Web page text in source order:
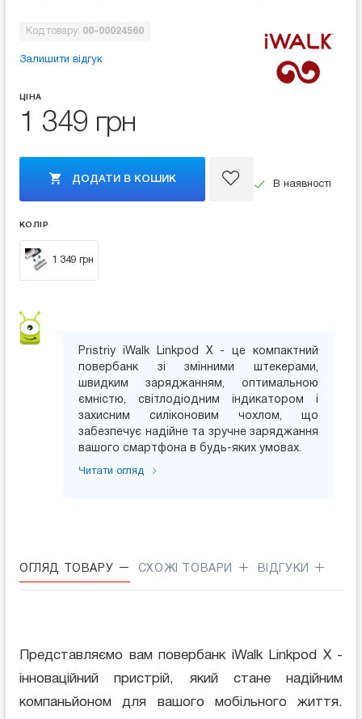
Код товару: 00-00024560
Залишити відгук
ЦІНА
1 349 грн
ДОДАТИ В КОШИК
В наявності
КОЛІР
1 349 грн
Pristriy iWalk Linkpod X - це компактний
повербанк зі змінними штекерами,
швидким заряджанням, оптимальною
ємністю, світлодіодним індикатором і
захисним силіконовим чохлом, що
забезпечує надійне та зручне заряджання
вашого смартфона в будь-яких умовах.
Читати огляд
ОГЛЯД ТОВАРУ СХОЖІ ТОВАРИ ВІДГУКИ
Представляємо вам повербанк iWalk Linkpod X -
інноваційний пристрій, який стане надійним
компаньйоном для вашого мобільного життя.